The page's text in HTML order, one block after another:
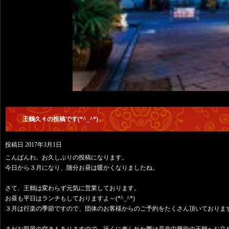
王鶴久々の投稿です(*^_^*)
投稿日 2017年3月1日
こんばんわ。お久しぶりの投稿になります。
今日から３月になり、随分お昼は暖かくなりましたね。
さて、王鶴は変わらず元気に営業しております。
お昼も平日はランチもしておりますよ～(*^_^*)
３月は行楽の季節ですので、団体のお客様からのご予約をたくさん頂いておりま